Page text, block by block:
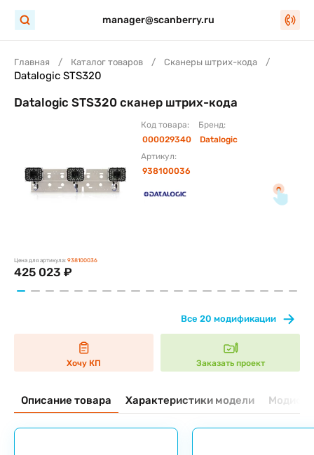
manager@scanberry.ru
Главная Каталог товаров Сканеры штрих-кода
Datalogic STS320
Datalogic STS320 сканер штрих-кода
Код товара:
000029340
Бренд:
Datalogic
Артикул:
938100036
Цена для артикула: 938100036
425 023 ₽
Все 20 модификации
Хочу КП Заказать проект
Описание товара Характеристики модели